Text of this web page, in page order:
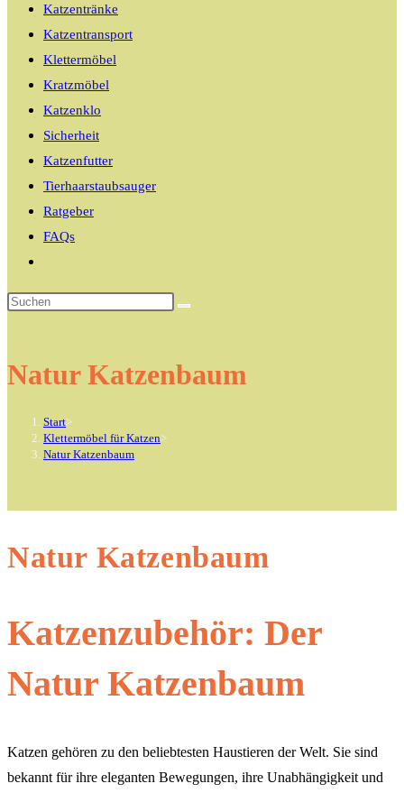
Katzentränke
Katzentransport
Klettermöbel
Kratzmöbel
Katzenklo
Sicherheit
Katzenfutter
Tierhaarstaubsauger
Ratgeber
FAQs
umschalten
Natur Katzenbaum
Start>
Klettermöbel für Katzen>
Natur Katzenbaum
Natur Katzenbaum
Katzenzubehör: Der
Natur Katzenbaum
Katzen gehören zu den beliebtesten Haustieren der Welt. Sie sind
bekannt für ihre eleganten Bewegungen, ihre Unabhängigkeit und